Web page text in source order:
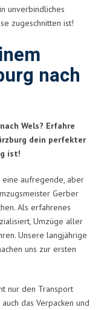
unverbindliches
zugeschnitten ist!
nach
Wels? Erfahre
dein perfekter
ist!
eine aufregende, aber
Gerber
Als erfahrenes
Umzüge aller
Unsere langjährige
uns zur ersten
nur den Transport
das Verpacken und